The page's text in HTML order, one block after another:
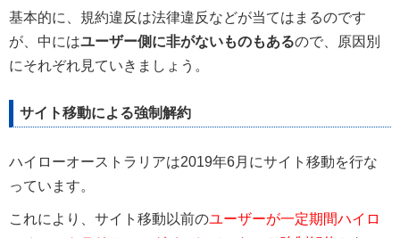
基本的に、規約違反は法律違反などが当てはまるのです
が、中にはユーザー側に非がないものもあるので、原因別
にそれぞれ見ていきましょう。
サイト移動による強制解約
ハイローオーストラリアは2019年6月にサイト移動を行な
っています。
これにより、サイト移動以前のユーザーが一定期間ハイロ